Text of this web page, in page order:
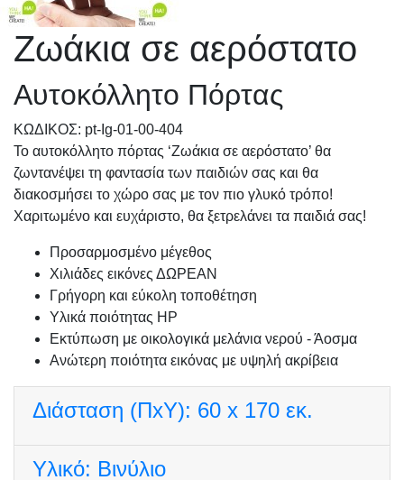
Ζωάκια σε αερόστατο
Αυτοκόλλητο Πόρτας
KΩΔΙΚΟΣ: pt-Ig-01-00-404
Το αυτοκόλλητο πόρτας ‘Ζωάκια σε αερόστατο’ θα
ζωντανέψει τη φαντασία των παιδιών σας και θα
διακοσμήσει το χώρο σας με τον πιο γλυκό τρόπο!
Χαριτωμένο και ευχάριστο, θα ξετρελάνει τα παιδιά σας!
Προσαρμοσμένo μέγεθος
Χιλιάδες εικόνες ΔΩΡΕΑΝ
Γρήγορη και εύκολη τοποθέτηση
Υλικά ποιότητας HP
Εκτύπωση με οικολογικά μελάνια νερού - Άοσμα
Ανώτερη ποιότητα εικόνας με υψηλή ακρίβεια
Διάσταση (ΠxΥ): 60 x 170 εκ.
Υλικό: Βινύλιο